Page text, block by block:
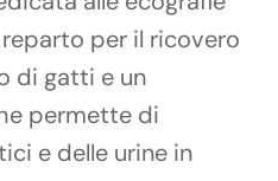
reparto per il ricovero
di gatti e un
permette di
e delle urine in